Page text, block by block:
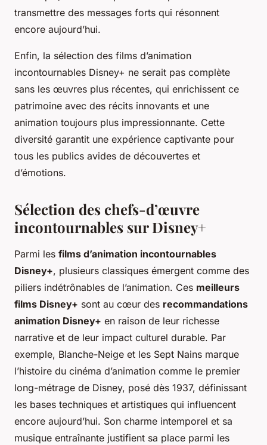
transmettre des messages forts qui résonnent
encore aujourd’hui.
Enfin, la sélection des films d’animation
incontournables Disney+ ne serait pas complète
sans les œuvres plus récentes, qui enrichissent ce
patrimoine avec des récits innovants et une
animation toujours plus impressionnante. Cette
diversité garantit une expérience captivante pour
tous les publics avides de découvertes et
d’émotions.
Sélection des chefs-d’œuvre
incontournables sur Disney+
Parmi les films d’animation incontournables
Disney+, plusieurs classiques émergent comme des
piliers indétrônables de l’animation. Ces meilleurs
films Disney+ sont au cœur des recommandations
animation Disney+ en raison de leur richesse
narrative et de leur impact culturel durable. Par
exemple, Blanche-Neige et les Sept Nains marque
l’histoire du cinéma d’animation comme le premier
long-métrage de Disney, posé dès 1937, définissant
les bases techniques et artistiques qui influencent
encore aujourd’hui. Son charme intemporel et sa
musique entraînante justifient sa place parmi les